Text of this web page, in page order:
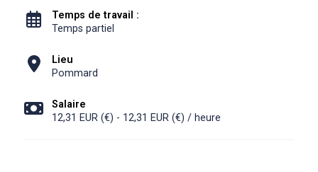
Temps de travail :
Temps partiel
Lieu
Pommard
Salaire
12,31 EUR (€) - 12,31 EUR (€) / heure